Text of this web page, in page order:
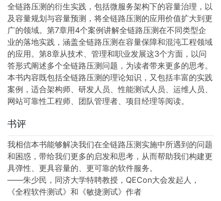
2.1.4 逻辑隔离与物理隔离的对比 021
2.2 中间件改造和应用服务改造 021
2.2.1 中间件改造 022
2.2.2 应用服务改造 024
2.3 压测模型构建 025
2.3.1 线上日志回放 026
2.3.2 链路聚合技术 027
2.3.3 新场景的压测模型构建 028
2.3.4 全链路压测的服务范围 030
2.4.1 压测流量构造的成本权衡 032
2.4.2 压测流量构造工具的技术选型 033
2.5 容量指标监控 034
2.5.1 资源类指标 035
2.5.2 应用类指标 036
2.5.3 网络类指标 036
2.5.4 链路类指标 037
全链路压测的衍生实践，包括微服务架构下的容量治理，以
及容量规划与容量预测，将全链路压测的应用价值扩大到更
广的领域。第7章用4个案例讲解全链路压测在不同类型企
业的落地实践，涵盖全链路压测在容量保障和混沌工程领域
的应用。第8章从技术、管理和职业发展这3个方面，以问
答形式阐述多个全链路压测问题，为读者带来更多的思考。
本书内容既包括全链路压测的理论知识，又包括丰富的实践
案例，适合架构师、研发人员、性能测试人员、运维人员、
网站可靠性工程师、团队管理者、项目经理等阅读。
书评
我相信本书能够解决我们在全链路压测实施中所遇到的问题
和困惑，带给我们更多的启发和思考，从而帮助我们构建更
具弹性、更具容量的、更可靠的软件服务。
——朱少民，同济大学特聘教授，QECon大会发起人，
《全程软件测试》和《敏捷测试》作者